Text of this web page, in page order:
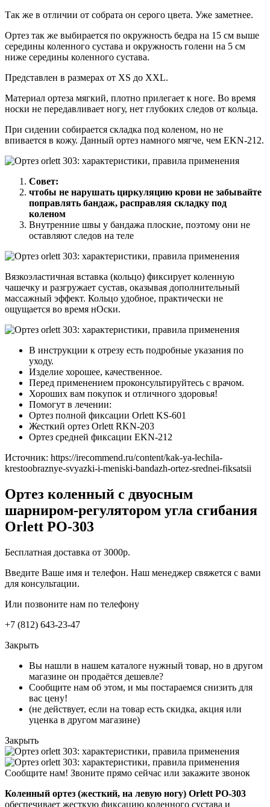
Так же в отличии от собрата он серого цвета. Уже заметнее.
Ортез так же выбирается по окружность бедра на 15 см выше
середины коленного сустава и окружность голени на 5 см
ниже середины коленного сустава.
Представлен в размерах от XS до XXL.
Материал ортеза мягкий, плотно прилегает к ноге. Во время
носки не передавливает ногу, нет глубоких следов от кольца.
При сидении собирается складка под коленом, но не
впивается в кожу. Данный ортез намного мягче, чем EKN-212.
Совет:
чтобы не нарушать циркуляцию крови не забывайте
поправлять бандаж, расправляя складку под
коленом
Внутренние швы у бандажа плоские, поэтому они не
оставляют следов на теле
Вязкоэластичная вставка (кольцо) фиксирует коленную
чашечку и разгружает сустав, оказывая дополнительный
массажный эффект. Кольцо удобное, практически не
ощущается во время нОски.
В инструкции к отрезу есть подробные указания по
уходу.
Изделие хорошее, качественное.
Перед применением проконсультируйтесь с врачом.
Хороших вам покупок и отличного здоровья!
Помогут в лечении:
Ортез полной фиксации Orlett KS-601
Жесткий ортез Orlett RKN-203
Ортез средней фиксации EKN-212
Источник: https://irecommend.ru/content/kak-ya-lechila-
krestoobraznye-svyazki-i-meniski-bandazh-ortez-srednei-fiksatsii
Ортез коленный с двуосным
шарниром-регулятором угла сгибания
Orlett PO-303
Бесплатная доставка от 3000р.
Введите Ваше имя и телефон. Наш менеджер свяжется с вами
для консультации.
Или позвоните нам по телефону
+7 (812) 643-23-47
Закрыть
Вы нашли в нашем каталоге нужный товар, но в другом
магазине он продаётся дешевле?
Сообщите нам об этом, и мы постараемся снизить для
вас цену!
(не действует, если на товар есть скидка, акция или
уценка в другом магазине)
Закрыть
Сообщите нам! Звоните прямо сейчас или закажите звонок
Коленный ортез (жесткий, на левую ногу) Orlett PO-303
обеспечивает жесткую фиксацию коленного сустава и